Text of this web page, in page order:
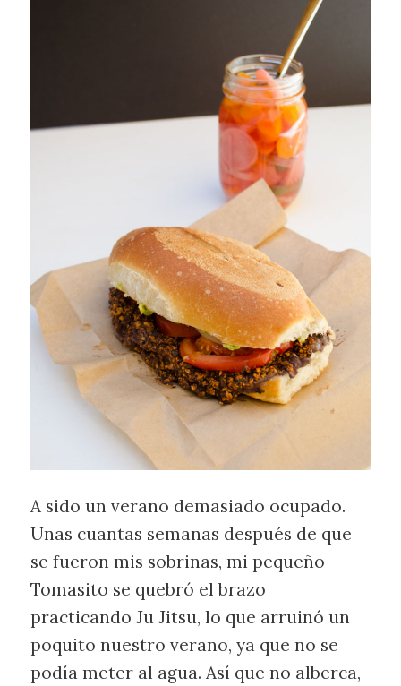
A sido un verano demasiado ocupado.
Unas cuantas semanas después de que
se fueron mis sobrinas, mi pequeño
Tomasito se quebró el brazo
practicando Ju Jitsu, lo que arruinó un
poquito nuestro verano, ya que no se
podía meter al agua. Así que no alberca,